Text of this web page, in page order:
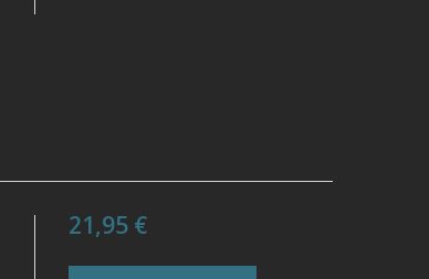
21,95 €